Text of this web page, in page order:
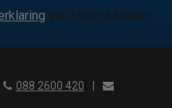
van Horeca koelen
088 2600 420